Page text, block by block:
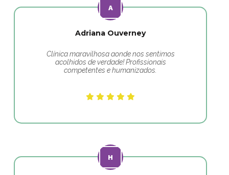
Adriana Ouverney
Clínica maravilhosa aonde nos sentimos
acolhidos de verdade! Profissionais
competentes e humanizados.